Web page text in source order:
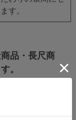
す。
品・長尺商
。